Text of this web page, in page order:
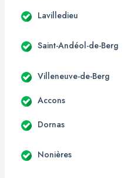
Lavilledieu
Saint-Andéol-de-Berg
Villeneuve-de-Berg
Accons
Dornas
Nonières